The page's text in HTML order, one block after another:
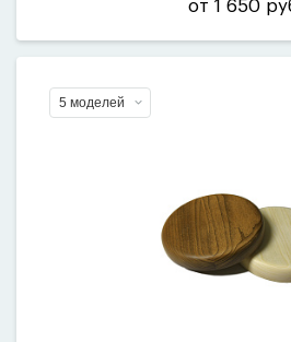
от 1 650
5 моделей